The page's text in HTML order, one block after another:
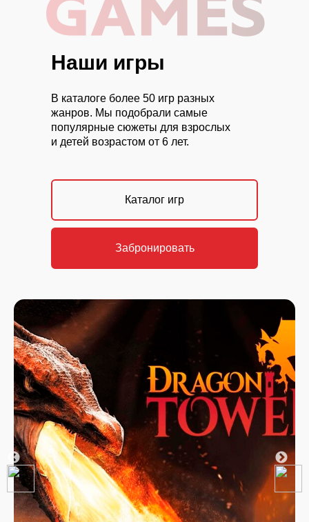
Наши игры
В каталоге более 50 игр разных
жанров. Мы подобрали самые
популярные сюжеты для взрослых
и детей возрастом от 6 лет.
Каталог игр
Забронировать
Выбрать квест Забронировать
Рассчитать стоимость
Забронировать
ПОДХОДЯЩИЙ ФОРМАТ